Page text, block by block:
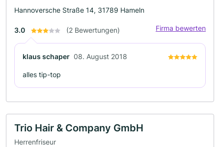
Hannoversche Straße 14, 31789 Hameln
3.0 (2 Bewertungen) Firma bewerten
klaus schaper 08. August 2018
alles tip-top
Trio Hair & Company GmbH
Herrenfriseur